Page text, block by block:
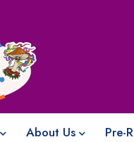
About Us Pre-